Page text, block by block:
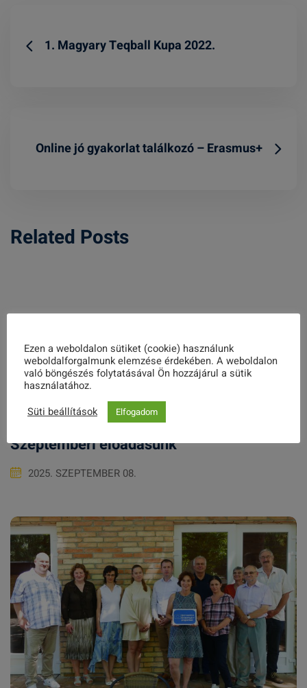
1. Magyary Teqball Kupa 2022.
Online jó gyakorlat találkozó – Erasmus+
Related Posts
2024. OKTÓBER 07.
Szeptemberi előadásunk
2025. SZEPTEMBER 08.
Ezen a weboldalon sütiket (cookie) használunk
weboldalforgalmunk elemzése érdekében. A weboldalon
való böngészés folytatásával Ön hozzájárul a sütik
használatához.
Süti beállítások
Elfogadom